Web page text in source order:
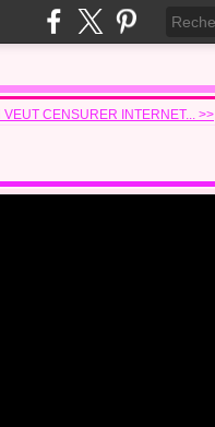
VEUT CENSURER INTERNET... >>